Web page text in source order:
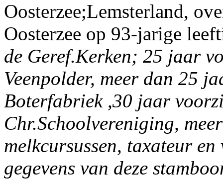
Oosterzee;Lemsterland,
Oosterzee op 93-jarige
de Geref.Kerken; 25 jaar
Veenpolder, meer dan 25
Boterfabriek ,30 jaar
Chr.Schoolvereniging,
melkcursussen, taxateur
gegevens van deze